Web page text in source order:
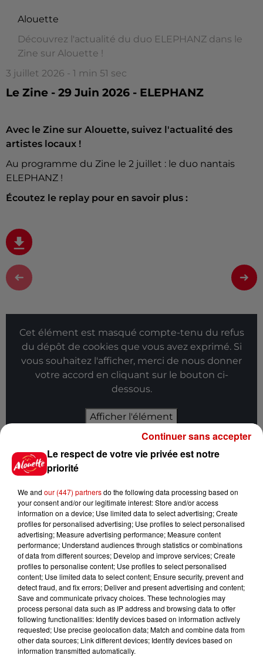
Alouette
Découvrez l'actualité du duo ELEPHANZ dans le
Zine sur Alouette !
3 juillet 2026 - 1 min 51 sec
Le Zine - 29 Juin 2026 - ELEPHANZ
Avec le Zine sur Alouette, suivez l'actualité des
artistes locaux !
Au programme du Zine le 2 juillet : le duo nantais
ELEPHANZ !
Écoutez le replay pour en savoir plus :
Cet élément est masqué compte-tenu du refus
du dépôt de cookies que vous avez exprimé. Si
vous souhaitez l'afficher, merci de nous donner
votre accord en cliquant sur le bouton ci-
dessous.
Afficher l'élément
À LA UNE : professeur
condamné, repreneurs pour
Duralex et la...
11h01
Un professeur du Maine-et-Loire
condamné pour des échanges...
10h10
Duralex : trois repreneurs
potentiels
Le respect de votre vie privée est notre
priorité
We and our (447) partnersdo the following data processing based on
your consent and/or our legitimate interest: Store and/or access
information on a device; Use limited data to select advertising; Create
profiles for personalised advertising; Use profiles to select personalised
advertising; Measure advertising performance; Measure content
performance; Understand audiences through statistics or combinations
of data from different sources; Develop and improve services; Create
profiles to personalise content; Use profiles to select personalised
content; Use limited data to select content; Ensure security, prevent and
detect fraud, and fix errors; Deliver and present advertising and content;
Save and communicate privacy choices. These technologies may
process personal data such as IP address and browsing data to offer
following functionalities: Identify devices based on information actively
requested; Use precise geolocation data; Match and combine data from
other data sources; Link different devices; Identify devices based on
information transmitted automatically.
Continuer sans accepter